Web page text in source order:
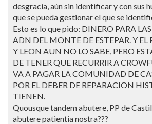
desgracia, aún sin identificar y con sus
que se pueda gestionar el que se
Esto es lo que pido: DINERO PARA
ADN DEL MONTE DE ESTEPAR. Y EL
Y LEON AUN NO LO SABE, PERO
DE TENER QUE RECURRIR A
VA A PAGAR LA COMUNIDAD DE
POR EL DEBER DE REPARACION
TIENEN.
Quousque tandem abutere, PP de
abutere patientia nostra???